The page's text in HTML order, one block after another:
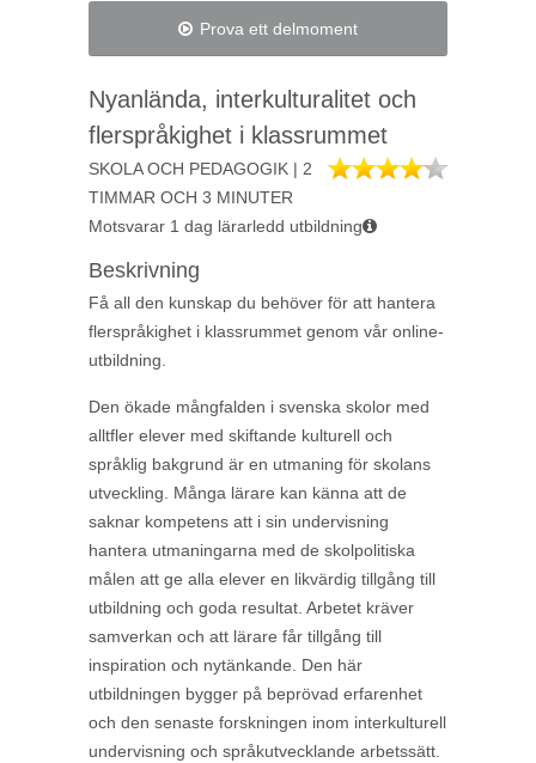
Prova ett delmoment
Nyanlända, interkulturalitet och
flerspråkighet i klassrummet
SKOLA OCH PEDAGOGIK | 2
TIMMAR OCH 3 MINUTER
Motsvarar 1 dag lärarledd utbildning
Beskrivning
Få all den kunskap du behöver för att hantera
flerspråkighet i klassrummet genom vår online-
utbildning.
Den ökade mångfalden i svenska skolor med
alltfler elever med skiftande kulturell och
språklig bakgrund är en utmaning för skolans
utveckling. Många lärare kan känna att de
saknar kompetens att i sin undervisning
hantera utmaningarna med de skolpolitiska
målen att ge alla elever en likvärdig tillgång till
utbildning och goda resultat. Arbetet kräver
samverkan och att lärare får tillgång till
inspiration och nytänkande. Den här
utbildningen bygger på beprövad erfarenhet
och den senaste forskningen inom interkulturell
undervisning och språkutvecklande arbetssätt.